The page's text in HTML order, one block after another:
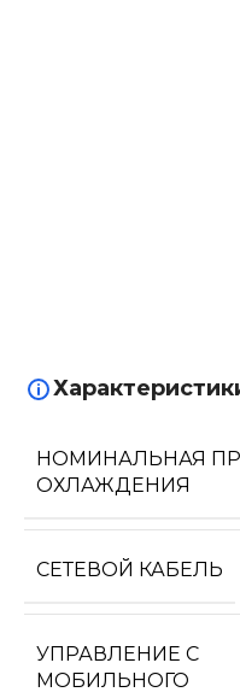
НОМИНАЛЬНАЯ
ОХЛАЖДЕНИЯ
СЕТЕВОЙ КАБЕЛЬ
УПРАВЛЕНИЕ C
МОБИЛЬНОГО